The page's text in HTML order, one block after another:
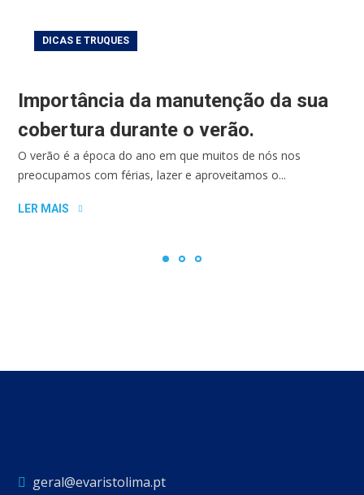
DICAS E TRUQUES
Importância da manutenção da sua
cobertura durante o verão.
O verão é a época do ano em que muitos de nós nos
preocupamos com férias, lazer e aproveitamos o...
LER MAIS
geral@evaristolima.pt